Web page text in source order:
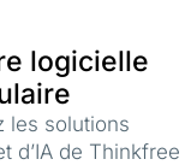
logicielle
les solutions
d’IA de Thinkfree